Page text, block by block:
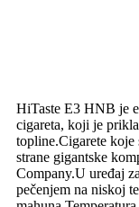
HiTaste E3 HNB je
cigareta, koji je
topline.Cigarete koje
strane gigantske
Company.U uređaj
pečenjem na niskoj